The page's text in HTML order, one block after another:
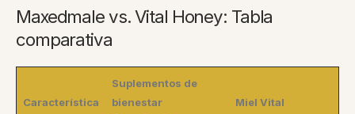
Maxedmale vs. Vital Honey: Tabla
comparativa
Característica
Suplementos de
bienestar
Miel Vital